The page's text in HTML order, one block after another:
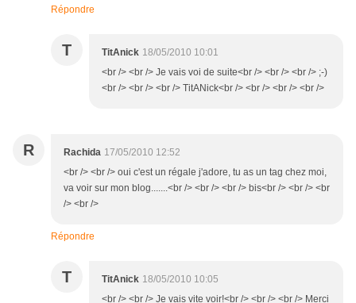
Répondre
T TitAnick 18/05/2010 10:01
<br /> <br /> Je vais voi de suite<br /> <br /> <br /> ;-)
<br /> <br /> <br /> TitANick<br /> <br /> <br /> <br />
R Rachida 17/05/2010 12:52
<br /> <br /> oui c'est un régale j'adore, tu as un tag chez moi,
va voir sur mon blog.......<br /> <br /> <br /> bis<br /> <br /> <br
/> <br />
Répondre
T TitAnick 18/05/2010 10:05
<br /> <br /> Je vais vite voir!<br /> <br /> <br /> Merci